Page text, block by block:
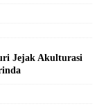
Jejak Akulturasi